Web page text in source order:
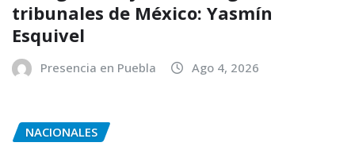
tribunales de México: Yasmín
Esquivel
Presencia en Puebla Ago 4, 2026
NACIONALES